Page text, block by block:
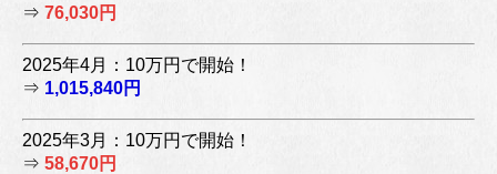
⇒ 76,030円
2025年4月：10万円で開始！
⇒ 1,015,840円
2025年3月：10万円で開始！
⇒ 58,670円